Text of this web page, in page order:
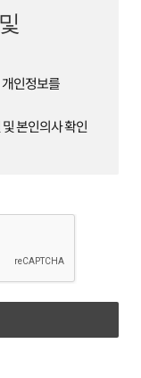
내며 영문 또는
이용자가 회원
가 본인의
이 'ID'와 함께
운영을
관행 및 관계
인정보를
본인의사 확인
안내
는 민감한
및 본적지,
활 등)는
목